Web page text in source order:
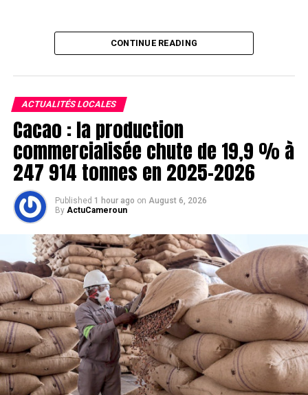
CONTINUE READING
ACTUALITÉS LOCALES
Cacao : la production
commercialisée chute de 19,9 % à
247 914 tonnes en 2025-2026
Published 1 hour ago on August 6, 2026
By ActuCameroun